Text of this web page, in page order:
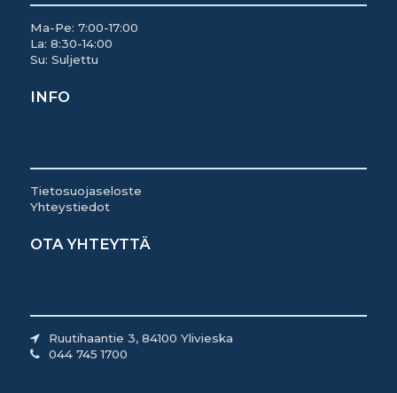
Ma-Pe: 7:00-17:00
La: 8:30-14:00
Su: Suljettu
INFO
Tietosuojaseloste
Yhteystiedot
OTA YHTEYTTÄ
Ruutihaantie 3, 84100 Ylivieska
044 745 1700